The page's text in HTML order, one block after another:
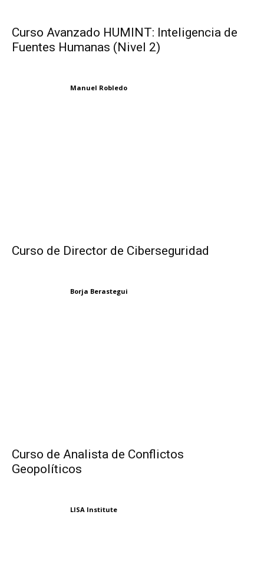
Curso Avanzado HUMINT: Inteligencia de
Fuentes Humanas (Nivel 2)
Manuel Robledo
Curso de Director de Ciberseguridad
Borja Berastegui
Curso de Analista de Conflictos
Geopolíticos
LISA Institute